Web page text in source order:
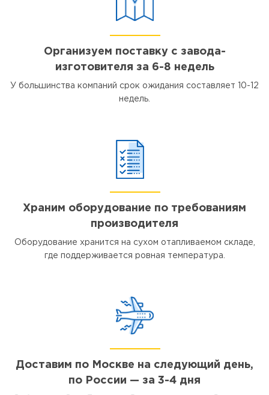
Организуем поставку с завода-
изготовителя за 6-8 недель
У большинства компаний срок ожидания составляет 10-12
недель.
Храним оборудование по требованиям
производителя
Оборудование хранится на сухом отапливаемом складе,
где поддерживается ровная температура.
Доставим по Москве на следующий день,
по России — за 3-4 дня